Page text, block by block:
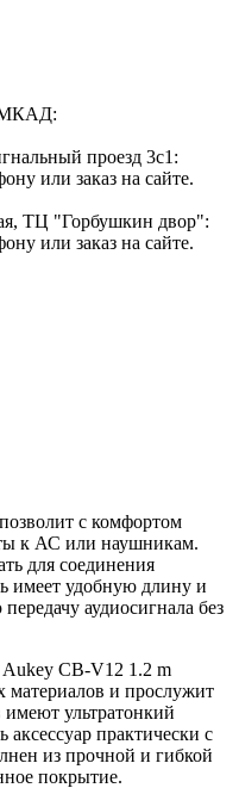
МКАД:
проезд 3с1:
или заказ на сайте.
ТЦ "Горбушкин двор":
или заказ на сайте.
с комфортом
к АС или наушникам.
для соединения
имеет удобную длину и
аудиосигнала без
CB-V12 1.2 m
материалов и прослужит
имеют ультратонкий
аксессуар практически с
из прочной и гибкой
покрытие.